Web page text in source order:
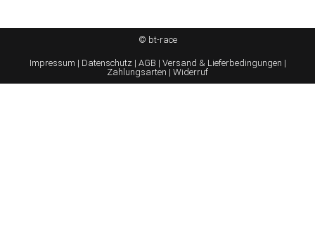
© bt-race
Impressum | Datenschutz | AGB | Versand & Lieferbedingungen |
Zahlungsarten | Widerruf